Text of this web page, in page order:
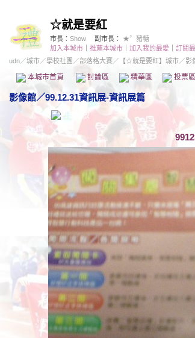
☆就是要紅
市長： Show 副市長：
★〞豬糖
加入本城市
推薦本城市 加入我的最愛
訂閱
udn／城市／學校社團 ／部落格大賽／ 【☆就是要紅】城市／影
本城市首頁 討論區 精華區 投票區
影像館／99.12.31資訊展-資訊展篇